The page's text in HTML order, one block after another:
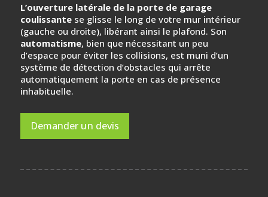
L’ouverture latérale de la porte de garage
coulissantese glisse le long de votre mur intérieur
(gauche ou droite), libérant ainsi le plafond. Son
automatisme, bien que nécessitant un peu
d’espace pour éviter les collisions, est muni d’un
système de détection d’obstacles qui arrête
automatiquement la porte en cas de présence
inhabituelle.
Demander un devis